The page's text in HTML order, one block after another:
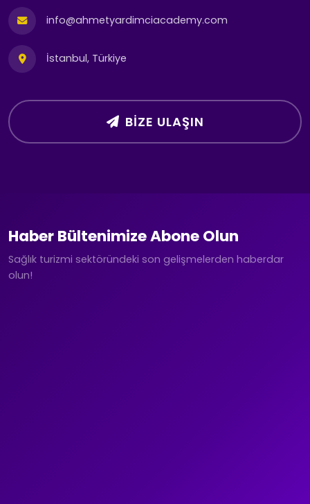
info@ahmetyardimciacademy.com
İstanbul, Türkiye
BIZE ULAŞIN
Haber Bültenimize Abone Olun
Sağlık turizmi sektöründeki son gelişmelerden haberdar
olun!